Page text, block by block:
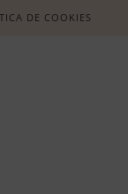
DE COOKIES